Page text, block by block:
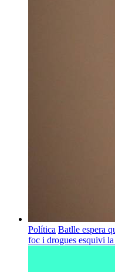
Política Batlle espera
foc i drogues esquivi